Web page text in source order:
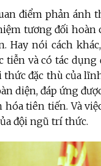
điểm phản ánh
tương đối hoàn
Hay nói cách
và có tác
đặc thù của
diện, đáp ứng
tiên tiến. Và
đội ngũ trí thức.